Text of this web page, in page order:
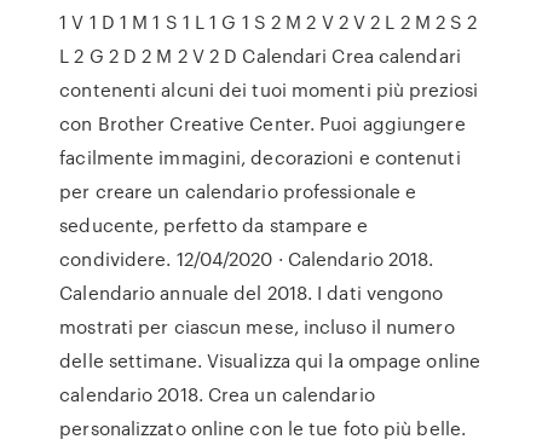
1 V 1 D 1 M 1 S 1 L 1 G 1 S 2 M 2 V 2 V 2 L 2 M 2 S 2
L 2 G 2 D 2 M 2 V 2 D Calendari Crea calendari
contenenti alcuni dei tuoi momenti più preziosi
con Brother Creative Center. Puoi aggiungere
facilmente immagini, decorazioni e contenuti
per creare un calendario professionale e
seducente, perfetto da stampare e
condividere. 12/04/2020 · Calendario 2018.
Calendario annuale del 2018. I dati vengono
mostrati per ciascun mese, incluso il numero
delle settimane. Visualizza qui la ompage online
calendario 2018. Crea un calendario
personalizzato online con le tue foto più belle.